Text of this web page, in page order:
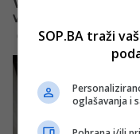
SOP.BA traži
oglašavanja i